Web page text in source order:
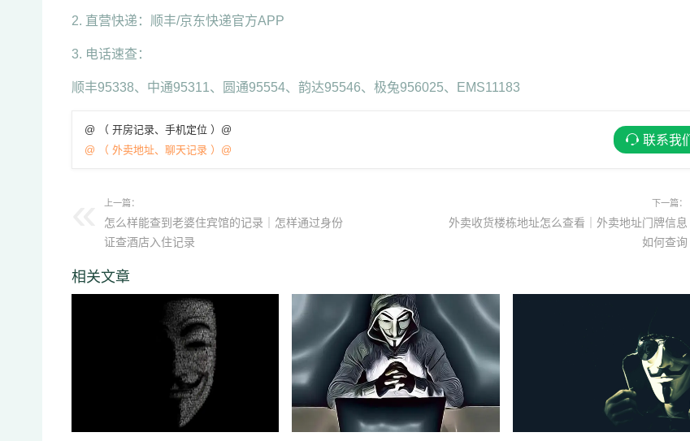
2. 直营快递：顺丰/京东快递官方APP
3. 电话速查：
顺丰95338、中通95311、圆通95554、韵达95546、极兔956025、EMS11183
@ （ 开房记录、手机定位 ）@
@ （ 外卖地址、聊天记录 ）@
联系我们
上一篇：
怎么样能查到老婆住宾馆的记录｜怎样通过身份
证查酒店入住记录
下一篇：
外卖收货楼栋地址怎么查看｜外卖地址门牌信息
如何查询
相关文章